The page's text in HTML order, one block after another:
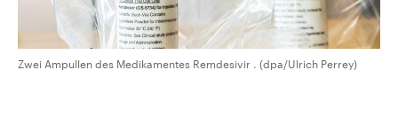
Zwei Ampullen des Medikamentes Remdesivir . (dpa/Ulrich Perrey)